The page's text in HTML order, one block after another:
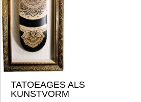
TATOEAGES ALS
KUNSTVORM